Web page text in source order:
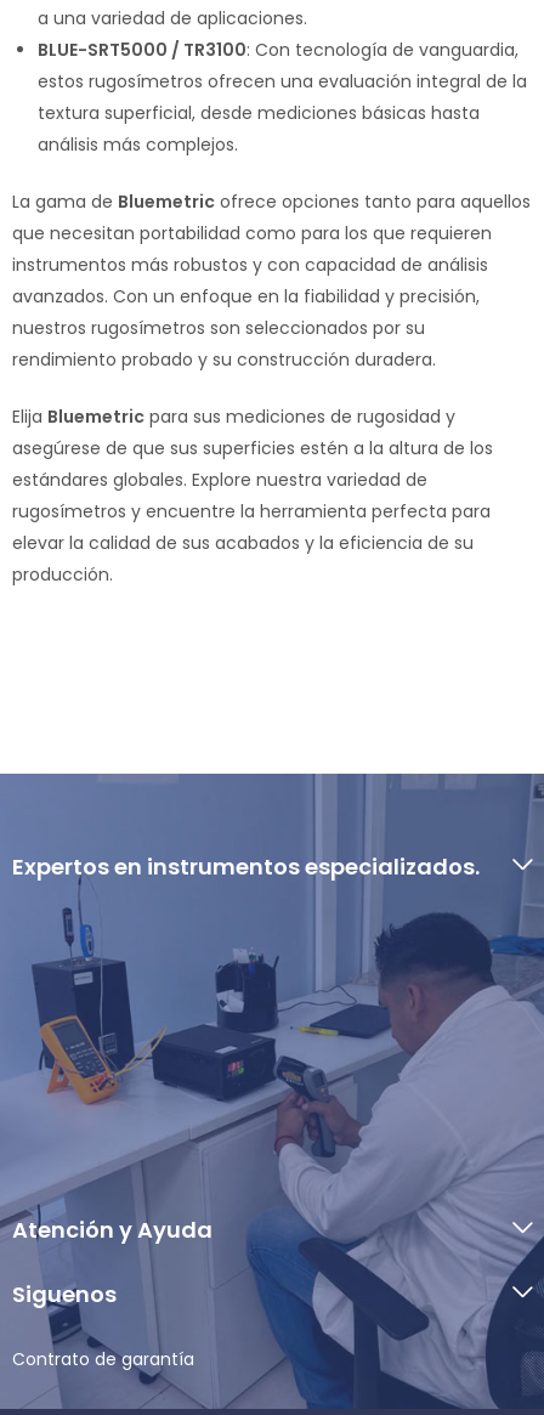
a una variedad de aplicaciones.
BLUE-SRT5000 / TR3100: Con tecnología de vanguardia,
estos rugosímetros ofrecen una evaluación integral de la
textura superficial, desde mediciones básicas hasta
análisis más complejos.
La gama de Bluemetric ofrece opciones tanto para aquellos
que necesitan portabilidad como para los que requieren
instrumentos más robustos y con capacidad de análisis
avanzados. Con un enfoque en la fiabilidad y precisión,
nuestros rugosímetros son seleccionados por su
rendimiento probado y su construcción duradera.
Elija Bluemetric para sus mediciones de rugosidad y
asegúrese de que sus superficies estén a la altura de los
estándares globales. Explore nuestra variedad de
rugosímetros y encuentre la herramienta perfecta para
elevar la calidad de sus acabados y la eficiencia de su
producción.
Expertos en instrumentos especializados.
Atención y Ayuda
Siguenos
Contrato de garantía